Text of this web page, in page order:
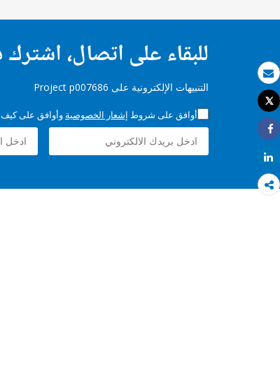
بريد الكتروني
طباعة
Tweet
Share
Share
للبقاء على اتصال،
التنبيهات الإلكترونية على Project p007686
أوافق على شروط إشعار الخصوصية وأوافق على كيف